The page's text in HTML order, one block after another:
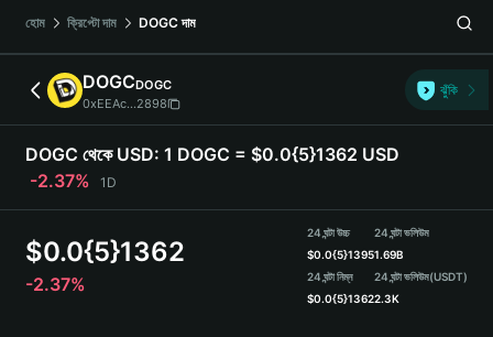
Italiano
Deutsch
简体中文
繁體中文
Português (Portugal)
Bahasa Indonesia
Español
হোম ক্রিপ্টো দাম DOGC দাম
DOGCDOGC
0xEEAc...2898
ঝুঁকি
DOGC থেকে USD: 1 DOGC = $0.0{5}1362 USD
-2.37%
1D
$0.0{5}1362
-2.37%
24 ঘন্টা উচ্চ
$0.0{5}1395
24 ঘন্টা নিম্ন
$0.0{5}1362
24 ঘন্টা ভলিউম
1.69B
24 ঘন্টা ভলিউম(USDT)
2.3K